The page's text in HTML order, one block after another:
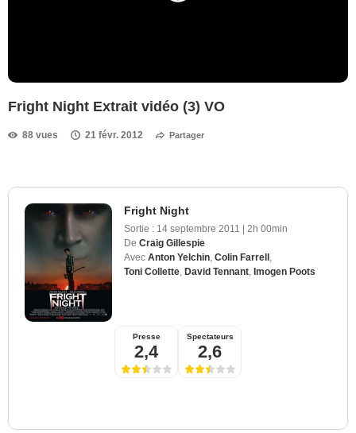
Fright Night Extrait vidéo (3) VO
88 vues 21 févr. 2012 Partager
Fright Night
Sortie : 14 septembre 2011 | 2h 00min
De Craig Gillespie
Avec Anton Yelchin Colin Farrell
Toni Collette David Tennant Imogen Poots
Presse
2,4
Spectateurs
2,6